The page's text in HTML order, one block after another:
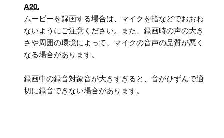
A20
ムービーを録画する場合は、マイクを指などでおおわ
ないようにご注意ください。また、録画時の声の大き
さや周囲の環境によって、マイクの音声の品質が悪く
なる場合があります。
録画中の録音対象音が大きすぎると、音がひずんで適
切に録音できない場合があります。